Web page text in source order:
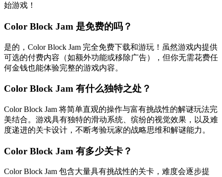
始游戏！
Color Block Jam 是免费的吗？
是的，Color Block Jam 完全免费下载和游玩！虽然游戏内提供
可选的付费内容（如额外功能或移除广告），但你无需花费任
何金钱也能体验完整的游戏内容。
Color Block Jam 有什么独特之处？
Color Block Jam 将简单直观的操作与富有挑战性的解谜玩法完
美结合。游戏具有独特的滑动系统、缤纷的视觉效果，以及难
度递进的关卡设计，不断考验玩家的战略思维和解谜能力。
Color Block Jam 有多少关卡？
Color Block Jam 包含大量具有挑战性的关卡，难度会逐步提